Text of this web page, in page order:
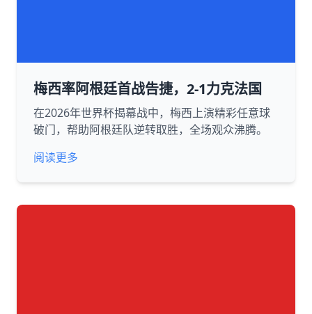
梅西率阿根廷首战告捷，2-1力克法国
在2026年世界杯揭幕战中，梅西上演精彩任意球
破门，帮助阿根廷队逆转取胜，全场观众沸腾。
阅读更多